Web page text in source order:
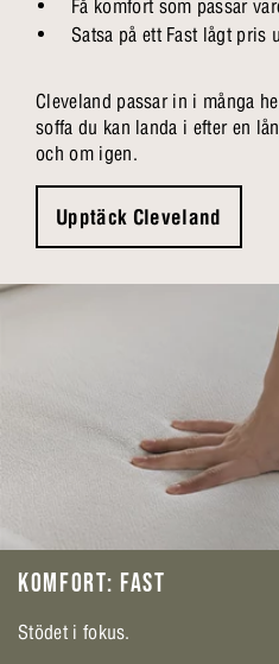
Få komfort som passar
Satsa på ett Fast lågt pris
Cleveland passar in i många
soffa du kan landa i efter en
och om igen.
Upptäck Cleveland
KOMFORT: FAST
Stödet i fokus.